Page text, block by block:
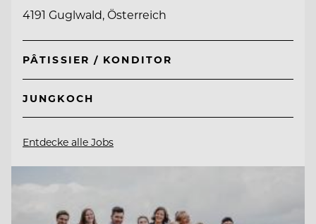
4191 Guglwald, Österreich
PÂTISSIER / KONDITOR
JUNGKOCH
Entdecke alle Jobs